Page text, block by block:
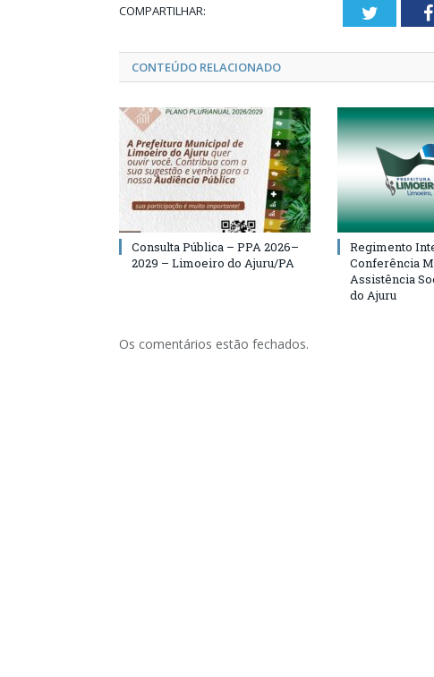
COMPARTILHAR: Twitter
CONTEÚDO RELACIONADO
Consulta Pública – PPA 2026–
2029 – Limoeiro do Ajuru/PA
Regimento
Conferência
Assistência
do Ajuru
Os comentários estão fechados.